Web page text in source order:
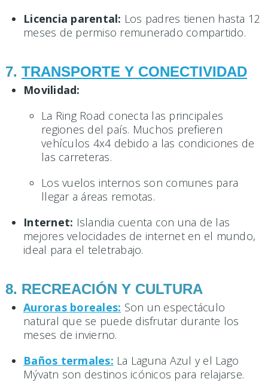
Licencia parental: Los padres tienen hasta 12
meses de permiso remunerado compartido.
7. TRANSPORTE Y CONECTIVIDAD
Movilidad:
La Ring Road conecta las principales
regiones del país. Muchos prefieren
vehículos 4x4 debido a las condiciones de
las carreteras.
Los vuelos internos son comunes para
llegar a áreas remotas.
Internet: Islandia cuenta con una de las
mejores velocidades de internet en el mundo,
ideal para el teletrabajo.
8. RECREACIÓN Y CULTURA
Auroras boreales: Son un espectáculo
natural que se puede disfrutar durante los
meses de invierno.
Baños termales: La Laguna Azul y el Lago
Mývatn son destinos icónicos para relajarse.